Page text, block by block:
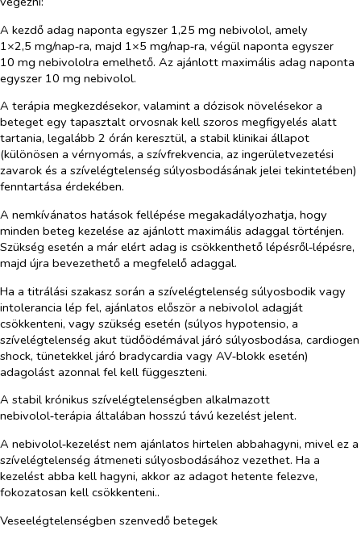
A kezdő adag naponta egyszer 1,25 mg nebivolol, amely
1×2,5 mg/nap‑ra, majd 1×5 mg/nap‑ra, végül naponta egyszer
10 mg nebivololra emelhető. Az ajánlott maximális adag naponta
egyszer 10 mg nebivolol.
A terápia megkezdésekor, valamint a dózisok növelésekor a
beteget egy tapasztalt orvosnak kell szoros megfigyelés alatt
tartania, legalább 2 órán keresztül, a stabil klinikai állapot
(különösen a vérnyomás, a szívfrekvencia, az ingerületvezetési
zavarok és a szívelégtelenség súlyosbodásának jelei tekintetében)
fenntartása érdekében.
A nemkívánatos hatások fellépése megakadályozhatja, hogy
minden beteg kezelése az ajánlott maximális adaggal történjen.
Szükség esetén a már elért adag is csökkenthető lépésről‑lépésre,
majd újra bevezethető a megfelelő adaggal.
Ha a titrálási szakasz során a szívelégtelenség súlyosbodik vagy
intolerancia lép fel, ajánlatos először a nebivolol adagját
csökkenteni, vagy szükség esetén (súlyos hypotensio, a
szívelégtelenség akut tüdőödémával járó súlyosbodása, cardiogen
shock, tünetekkel járó bradycardia vagy AV‑blokk esetén)
adagolást azonnal fel kell függeszteni.
A stabil krónikus szívelégtelenségben alkalmazott
nebivolol‑terápia általában hosszú távú kezelést jelent.
A nebivolol‑kezelést nem ajánlatos hirtelen abbahagyni, mivel ez a
szívelégtelenség átmeneti súlyosbodásához vezethet. Ha a
kezelést abba kell hagyni, akkor az adagot hetente felezve,
fokozatosan kell csökkenteni..
Veseelégtelenségben szenvedő betegek